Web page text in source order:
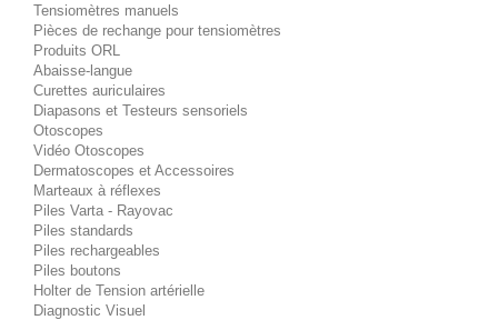
Tensiomètres manuels
Pièces de rechange pour tensiomètres
Produits ORL
Abaisse-langue
Curettes auriculaires
Diapasons et Testeurs sensoriels
Otoscopes
Vidéo Otoscopes
Dermatoscopes et Accessoires
Marteaux à réflexes
Piles Varta - Rayovac
Piles standards
Piles rechargeables
Piles boutons
Holter de Tension artérielle
Diagnostic Visuel